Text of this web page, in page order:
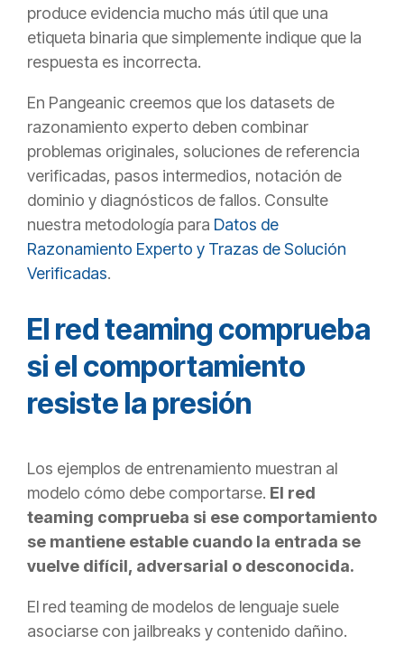
produce evidencia mucho más útil que una
etiqueta binaria que simplemente indique que la
respuesta es incorrecta.
En Pangeanic creemos que los datasets de
razonamiento experto deben combinar
problemas originales, soluciones de referencia
verificadas, pasos intermedios, notación de
dominio y diagnósticos de fallos. Consulte
nuestra metodología para Datos de
Razonamiento Experto y Trazas de Solución
Verificadas.
El red teaming comprueba
si el comportamiento
resiste la presión
Los ejemplos de entrenamiento muestran al
modelo cómo debe comportarse. El red
teaming comprueba si ese comportamiento
se mantiene estable cuando la entrada se
vuelve difícil, adversarial o desconocida.
El red teaming de modelos de lenguaje suele
asociarse con jailbreaks y contenido dañino.